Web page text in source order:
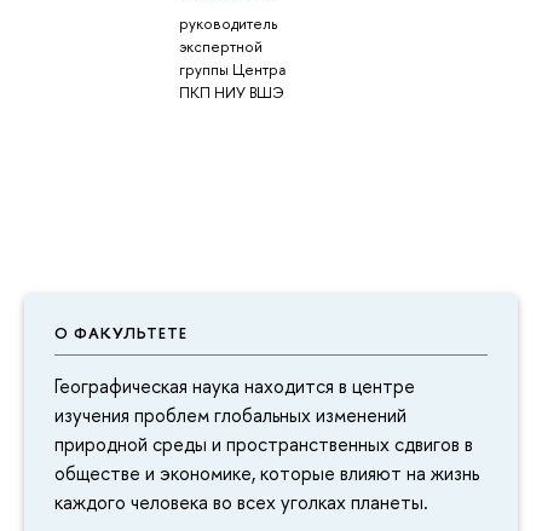
О ФАКУЛЬТЕТЕ
Географическая наука находится в центре
изучения проблем глобальных изменений
природной среды и пространственных сдвигов в
обществе и экономике, которые влияют на жизнь
каждого человека во всех уголках планеты.
руководитель
экспертной
группы Центра
ПКП НИУ ВШЭ